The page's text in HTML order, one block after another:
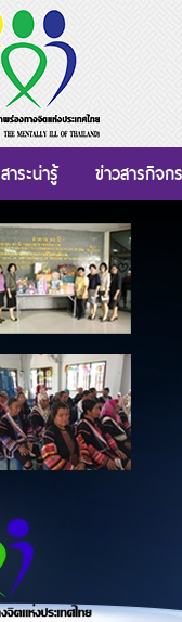
สาระน่ารู้ ข่าวสารกิจก